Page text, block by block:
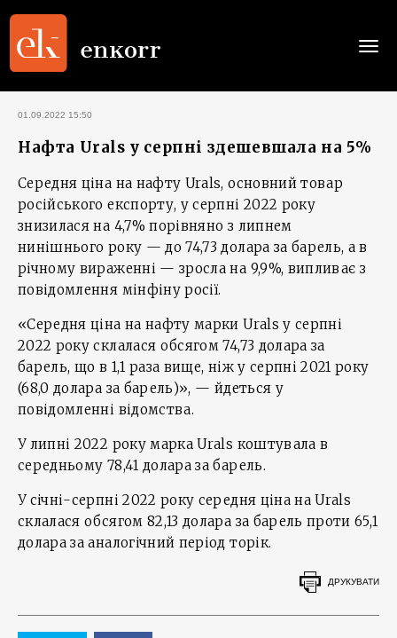
01.09.2022 15:50
Нафта Urals у серпні здешевшала на 5%
Середня ціна на нафту Urals, основний товар
російського експорту, у серпні 2022 року
знизилася на 4,7% порівняно з липнем
нинішнього року — до 74,73 долара за барель, а в
річному вираженні — зросла на 9,9%, випливає з
повідомлення мінфіну росії.
«Середня ціна на нафту марки Urals у серпні
2022 року склалася обсягом 74,73 долара за
барель, що в 1,1 раза вище, ніж у серпні 2021 року
(68,0 долара за барель)», — йдеться у
повідомленні відомства.
У липні 2022 року марка Urals коштувала в
середньому 78,41 долара за барель.
У січні-серпні 2022 року середня ціна на Urals
склалася обсягом 82,13 долара за барель проти 65,1
долара за аналогічний період торік.
ДРУКУВАТИ